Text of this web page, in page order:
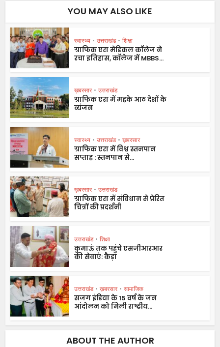
YOU MAY ALSO LIKE
स्वास्थ्य • उत्तराखंड • शिक्षा
ग्राफिक एरा मेडिकल कॉलेज ने
रचा इतिहास, कॉलेज में MBBS...
ख़बरसार • उत्तराखंड
ग्राफिक एरा में महके आठ देशों के
व्यंजन
स्वास्थ्य • उत्तराखंड • ख़बरसार
ग्राफिक एरा में विश्व स्तनपान
सप्ताह : स्तनपान से...
ख़बरसार • उत्तराखंड
ग्राफिक एरा में संविधान से प्रेरित
चित्रों की प्रदर्शनी
उत्तराखंड • शिक्षा
कुमाऊं तक पहुंचे एसजीआरआर
की सेवाएं: कैड़ा
उत्तराखंड • ख़बरसार • सामाजिक
सजग इंडिया के 15 वर्ष के जन
आंदोलन को मिली राष्ट्रीय...
ABOUT THE AUTHOR